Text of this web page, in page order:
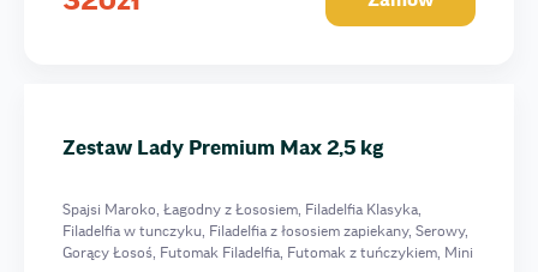
Zestaw Lady Premium Max 2,5 kg
Spajsi Maroko, Łagodny z Łososiem, Filadelfia Klasyka,
Filadelfia w tunczyku, Filadelfia z łososiem zapiekany, Serowy,
Gorący Łosoś, Futomak Filadelfia, Futomak z tuńczykiem, Mini